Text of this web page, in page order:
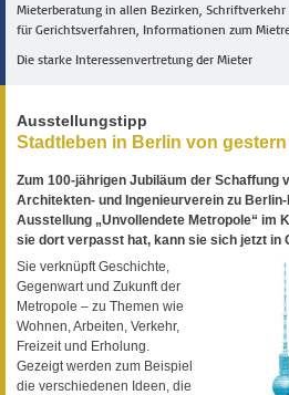
Mieterberatung in allen Bezirken,
für Gerichtsverfahren, Informationen zum
Die starke Interessenvertretung der Mieter
Ausstellungstipp
Stadtleben in Berlin von
Zum 100-jährigen Jubiläum der Schaffung
Architekten- und Ingenieurverein zu
Ausstellung „Unvollendete Metropole“ im
sie dort verpasst hat, kann sie sich jetzt in
Sie verknüpft Geschichte,
Gegenwart und Zukunft der
Metropole – zu Themen wie
Wohnen, Arbeiten, Verkehr,
Freizeit und Erholung.
Gezeigt werden zum Beispiel
die verschiedenen Ideen, die